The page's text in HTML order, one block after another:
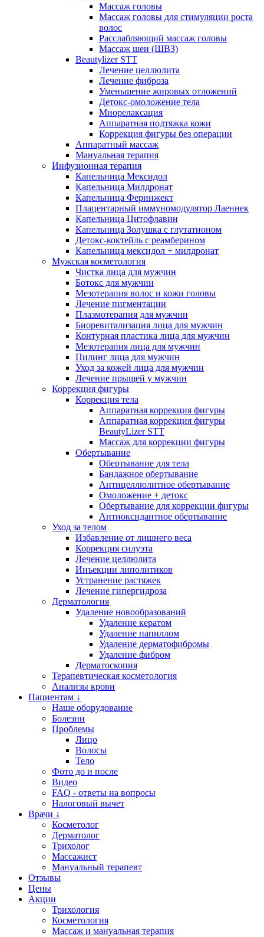
Массаж головы
Массаж головы для стимуляции роста
волос
Расслабляющий массаж головы
Массаж шеи (ШВЗ)
Beautylizer STT
Лечение целлюлита
Лечение фиброза
Уменьшение жировых отложений
Детокс-омоложение тела
Миорелаксация
Аппаратная подтяжка кожи
Коррекция фигуры без операции
Аппаратный массаж
Мануальная терапия
Инфузионная терапия
Капельница Мексидол
Капельница Милдронат
Капельница Феринжект
Плацентарный иммуномодулятор Лаеннек
Капельница Цитофлавин
Капельница Золушка с глутатионом
Детокс-коктейль с реамберином
Капельница мексидол + милдронат
Мужская косметология
Чистка лица для мужчин
Ботокс для мужчин
Мезотерапия волос и кожи головы
Лечение пигментации
Плазмотерапия для мужчин
Биоревитализация лица для мужчин
Контурная пластика лица для мужчин
Мезотерапия лица для мужчин
Пилинг лица для мужчин
Уход за кожей лица для мужчин
Лечение прыщей у мужчин
Коррекция фигуры
Коррекция тела
Аппаратная коррекция фигуры
Аппаратная коррекция фигуры
BeautyLizer STT
Массаж для коррекции фигуры
Обертывание
Обертывание для тела
Бандажное обертывание
Антицеллюлитное обертывание
Омоложение + детокс
Обертывание для коррекции фигуры
Антиоксидантное обертывание
Уход за телом
Избавление от лишнего веса
Коррекция силуэта
Лечение целлюлита
Инъекции липолитиков
Устранение растяжек
Лечение гипергидроза
Дерматология
Удаление новообразований
Удаление кератом
Удаление папиллом
Удаление дерматофибромы
Удаление фибром
Дерматоскопия
Терапевтическая косметология
Анализы крови
Пациентам ↓
Наше оборудование
Болезни
Проблемы
Лицо
Волосы
Тело
Фото до и после
Видео
FAQ - ответы на вопросы
Налоговый вычет
Врачи ↓
Косметолог
Дерматолог
Трихолог
Массажист
Мануальный терапевт
Отзывы
Цены
Акции
Трихология
Косметология
Массаж и мануальная терапия